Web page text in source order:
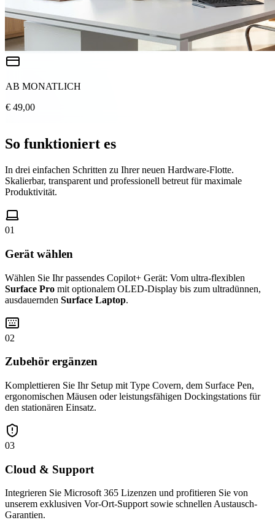
AB MONATLICH
€ 49,00
So funktioniert es
In drei einfachen Schritten zu Ihrer neuen Hardware-Flotte.
Skalierbar, transparent und professionell betreut für maximale
Produktivität.
01
Gerät wählen
Wählen Sie Ihr passendes Copilot+ Gerät: Vom ultra-flexiblen
Surface Pro mit optionalem OLED-Display bis zum ultradünnen,
ausdauernden Surface Laptop.
02
Zubehör ergänzen
Komplettieren Sie Ihr Setup mit Type Covern, dem Surface Pen,
ergonomischen Mäusen oder leistungsfähigen Dockingstations für
den stationären Einsatz.
03
Cloud & Support
Integrieren Sie Microsoft 365 Lizenzen und profitieren Sie von
unserem exklusiven Vor-Ort-Support sowie schnellen Austausch-
Garantien.